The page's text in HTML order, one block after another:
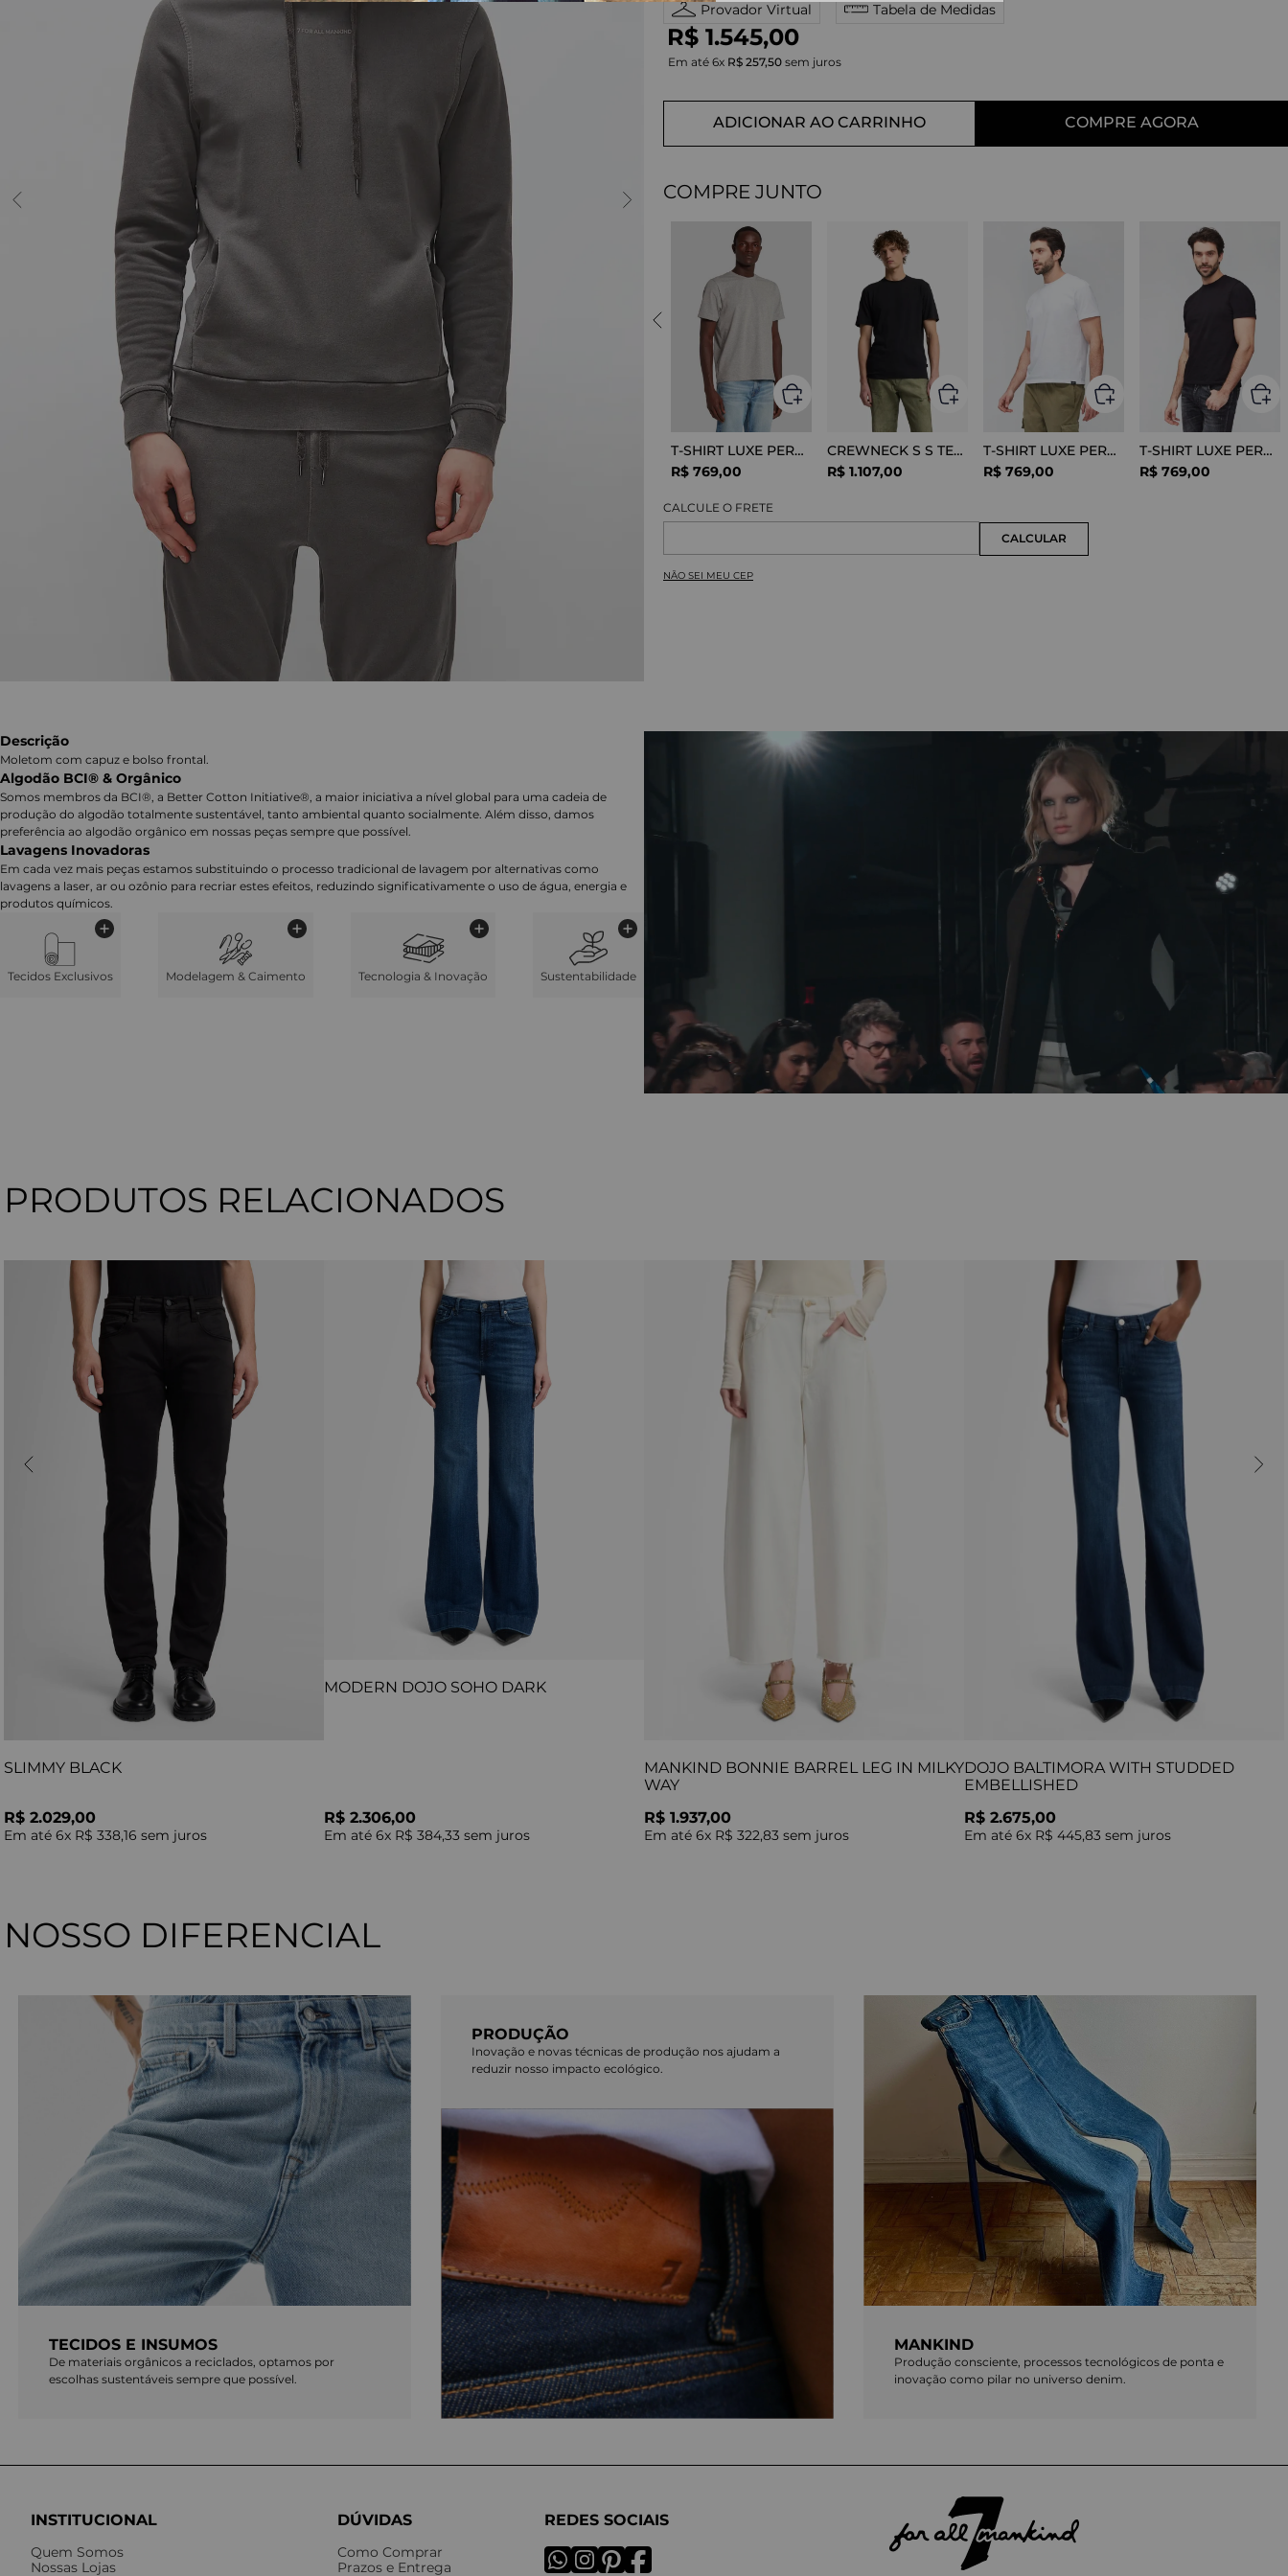
Provador Virtual Tabela de Medidas
R$ 1.545,00
Em até 6x R$ 257,50 sem juros
ADICIONAR AO CARRINHO COMPRE AGORA
COMPRE JUNTO
T-SHIRT LUXE PERFOR GREY MELANGE
R$ 769,00
CREWNECK S S TEE COTTON BLACK
R$ 1.107,00
T-SHIRT LUXE PERFORMANCE WHITE
R$ 769,00
T-SHIRT LUXE PERFORMANCE BLACK
R$ 769,00
NÃO SEI MEU CEP
Descrição
Moletom com capuz e bolso frontal.
Algodão BCI® & Orgânico
Somos membros da BCI®, a Better Cotton Initiative®, a maior iniciativa a nível global para uma cadeia de
produção do algodão totalmente sustentável, tanto ambiental quanto socialmente. Além disso, damos
preferência ao algodão orgânico em nossas peças sempre que possível.
Lavagens Inovadoras
Em cada vez mais peças estamos substituindo o processo tradicional de lavagem por alternativas como
lavagens a laser, ar ou ozônio para recriar estes efeitos, reduzindo significativamente o uso de água, energia e
produtos químicos.
Tecidos Exclusivos Modelagem & Caimento Tecnologia & Inovação Sustentabilidade
PRODUTOS RELACIONADOS
SLIMMY BLACK
R$ 2.029,00
Em até 6x R$ 338,16 sem juros
MODERN DOJO SOHO DARK
R$ 2.306,00
Em até 6x R$ 384,33 sem juros
MANKIND BONNIE BARREL LEG IN MILKY
WAY
R$ 1.937,00
Em até 6x R$ 322,83 sem juros
DOJO BALTIMORA WITH STUDDED
EMBELLISHED
R$ 2.675,00
Em até 6x R$ 445,83 sem juros
NOSSO DIFERENCIAL
TECIDOS E INSUMOS
De materiais orgânicos a reciclados, optamos por
escolhas sustentáveis sempre que possível.
PRODUÇÃO
Inovação e novas técnicas de produção nos ajudam a
reduzir nosso impacto ecológico.
MANKIND
Produção consciente, processos tecnológicos de ponta e
inovação como pilar no universo denim.
INSTITUCIONAL
Quem Somos
Nossas Lojas
DÚVIDAS
Como Comprar
Prazos e Entrega
REDES SOCIAIS